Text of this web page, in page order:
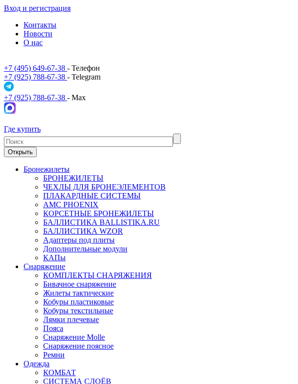
Вход и регистрация
Контакты
Новости
О нас
+7 (495) 649-67-38 - Телефон
+7 (925) 788-67-38 - Telegram
+7 (925) 788-67-38 - Max
Где купить
Открыть
Бронежилеты
БРОНЕЖИЛЕТЫ
ЧЕХЛЫ ДЛЯ БРОНЕЭЛЕМЕНТОВ
ПЛАКАРДНЫЕ СИСТЕМЫ
АМС PHOENIX
КОРСЕТНЫЕ БРОНЕЖИЛЕТЫ
БАЛЛИСТИКА BALLISTIKA.RU
БАЛЛИСТИКА WZOR
Адаптеры под плиты
Дополнительные модули
КАПы
Снаряжение
КОМПЛЕКТЫ СНАРЯЖЕНИЯ
Бивачное снаряжение
Жилеты тактические
Кобуры пластиковые
Кобуры текстильные
Лямки плечевые
Пояса
Снаряжение Molle
Снаряжение поясное
Ремни
Одежда
КОМБАТ
СИСТЕМА СЛОЁВ